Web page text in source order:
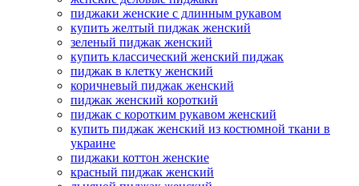
пиджаки женские с длинным рукавом
купить желтый пиджак женский
зеленый пиджак женский
купить классический женский пиджак
пиджак в клетку женский
коричневый пиджак женский
пиджак женский короткий
пиджак с коротким рукавом женский
купить пиджак женский из костюмной ткани в
украине
пиджаки коттон женские
красный пиджак женский